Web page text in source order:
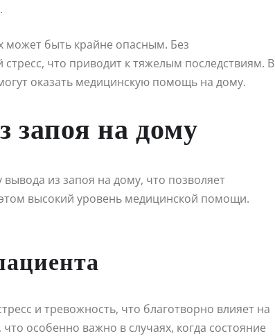
может быть крайне опасным. Без
что приводит к тяжелым последствиям. В
оказать медицинскую помощь на дому.
на дому
из запоя на дому, что позволяет
высокий уровень медицинской помощи.
и тревожность, что благотворно влияет на
особенно важно в случаях, когда состояние